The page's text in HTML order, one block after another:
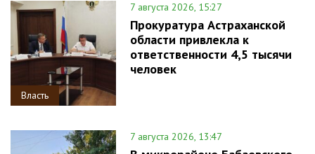
Власть
7 августа 2026, 15:27
Прокуратура Астраханской
области привлекла к
ответственности 4,5 тысячи
человек
7 августа 2026, 13:47